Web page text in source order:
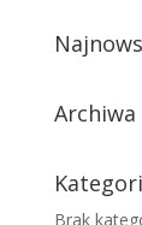
Archiwa
Brak